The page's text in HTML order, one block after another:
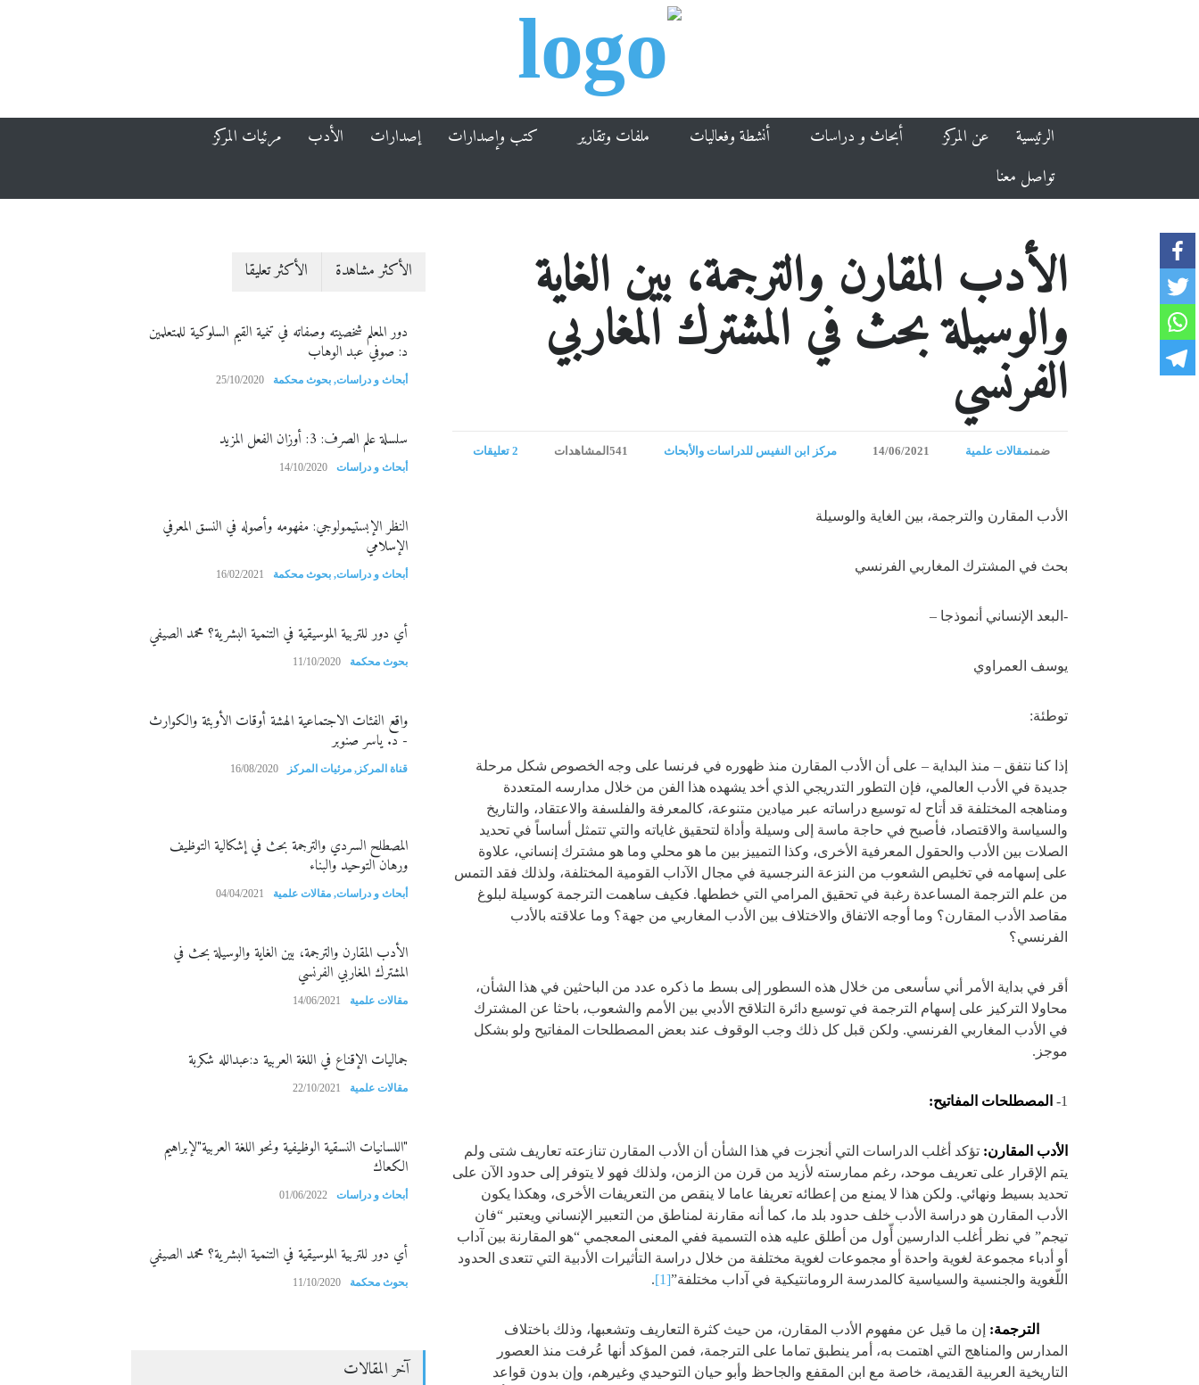
الرئيسية عن المركز أبحاث و دراسات أنشطة وفعاليات ملفات وتقارير كتب وإصدارات إصدارات الأدب
مرئيات المركز
تواصل معنا
الأدب المقارن والترجمة، بين الغاية
والوسيلة بحث في المشترك المغاربي
الفرنسي
ضمنمقالات علمية 14/06/2021 مركز ابن النفيس للدراسات والأبحاث 541المشاهدات 2 تعليقات
الأدب المقارن والترجمة، بين الغاية والوسيلة
بحث في المشترك المغاربي الفرنسي
-البعد الإنساني أنموذجا –
يوسف العمراوي
توطئة:
إذا كنا نتفق – منذ البداية – على أن الأدب المقارن منذ ظهوره في فرنسا على وجه الخصوص شكل مرحلة
جديدة في الأدب العالمي، فإن التطور التدريجي الذي أخد يشهده هذا الفن من خلال مدارسه المتعددة
ومناهجه المختلفة قد أتاح له توسيع دراساته عبر ميادين متنوعة، كالمعرفة والفلسفة والاعتقاد، والتاريخ
والسياسة والاقتصاد، فأصبح في حاجة ماسة إلى وسيلة وأداة لتحقيق غاياته والتي تتمثل أساساً في تحديد
الصلات بين الأدب والحقول المعرفية الأخرى، وكذا التمييز بين ما هو محلي وما هو مشترك إنساني، علاوة
على إسهامه في تخليص الشعوب من النزعة النرجسية في مجال الآداب القومية المختلفة، ولذلك فقد التمس
من علم الترجمة المساعدة رغبة في تحقيق المرامي التي خططها. فكيف ساهمت الترجمة كوسيلة لبلوغ
مقاصد الأدب المقارن؟ وما أوجه الاتفاق والاختلاف بين الأدب المغاربي من جهة؟ وما علاقته بالأدب
الفرنسي؟
أقر في بداية الأمر أني سأسعى من خلال هذه السطور إلى بسط ما ذكره عدد من الباحثين في هذا الشأن،
محاولا التركيز على إسهام الترجمة في توسيع دائرة التلاقح الأدبي بين الأمم والشعوب، باحثا عن المشترك
في الأدب المغاربي الفرنسي. ولكن قبل كل ذلك وجب الوقوف عند بعض المصطلحات المفاتيح ولو بشكل
موجز.
1- المصطلحات المفاتيح:
الأدب المقارن: تؤكد أغلب الدراسات التي أنجزت في هذا الشأن أن الأدب المقارن تنازعته تعاريف شتى ولم
يتم الإقرار على تعريف موحد، رغم ممارسته لأزيد من قرن من الزمن، ولذلك فهو لا يتوفر إلى حدود الآن على
تحديد بسيط ونهائي. ولكن هذا لا يمنع من إعطائه تعريفا عاما لا ينقص من التعريفات الأخرى، وهكذا يكون
الأدب المقارن هو دراسة الأدب خلف حدود بلد ما، كما أنه مقارنة لمناطق من التعبير الإنساني ويعتبر “فان
تيجم” في نظر أغلب الدارسين أّول من أطلق عليه هذه التسمية ففي المعنى المعجمي “هو المقارنة بين آداب
أو أدباء مجموعة لغوية واحدة أو مجموعات لغوية مختلفة من خلال دراسة التأثيرات الأدبية التي تتعدى الحدود
اللّغوية والجنسية والسياسية كالمدرسة الرومانتيكية في آداب مختلفة”[1]
.
الترجمة: إن ما قيل عن مفهوم الأدب المقارن، من حيث كثرة التعاريف وتشعبها، وذلك باختلاف
المدارس والمناهج التي اهتمت به، أمر ينطبق تماما على الترجمة، فمن المؤكد أنها عُرفت منذ العصور
التاريخية العربية القديمة، خاصة مع ابن المقفع والجاحظ وأبو حيان التوحيدي وغيرهم، وإن بدون قواعد
الأكثر مشاهدة الأكثر تعليقا
دور المعلم شخصيته وصفاته في تنمية القيم السلوكية للمتعلمين
د: صوفي عبد الوهاب
أبحاث و دراسات, بحوث محكمة 25/10/2020
سلسلة علم الصرف: 3: أوزان الفعل المزيد
أبحاث و دراسات 14/10/2020
النظر الإبستيمولوجي: مفهومه وأصوله في النسق المعرفي
الإسلامي
أبحاث و دراسات, بحوث محكمة 16/02/2021
أي دور للتربية الموسيقية في التنمية البشرية؟ محمد الصيفي
بحوث محكمة 11/10/2020
واقع الفئات الاجتماعية الهشة أوقات الأوبئة والكوارث
- د. ياسر صنوبر
قناة المركز , مرئيات المركز 16/08/2020
المصطلح السردي والترجمة بحث في إشكالية التوظيف
ورهان التوحيد والبناء
أبحاث و دراسات, مقالات علمية 04/04/2021
الأدب المقارن والترجمة، بين الغاية والوسيلة بحث في
المشترك المغاربي الفرنسي
مقالات علمية 14/06/2021
جماليات الإقناع في اللغة العربية د:عبدالله شكربة
مقالات علمية 22/10/2021
"اللسانيات النسقية الوظيفية ونحو اللغة العربية"لإبراهيم
الكعاك
أبحاث و دراسات 01/06/2022
أي دور للتربية الموسيقية في التنمية البشرية؟ محمد الصيفي
بحوث محكمة 11/10/2020
آخر المقالات